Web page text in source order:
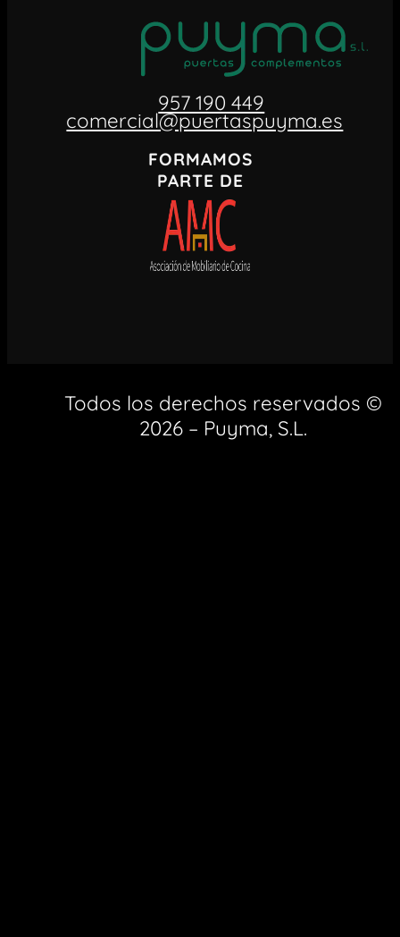
957 190 449
comercial@puertaspuyma.es
FORMAMOS
PARTE DE
Todos los derechos reservados ©
2026 – Puyma, S.L.